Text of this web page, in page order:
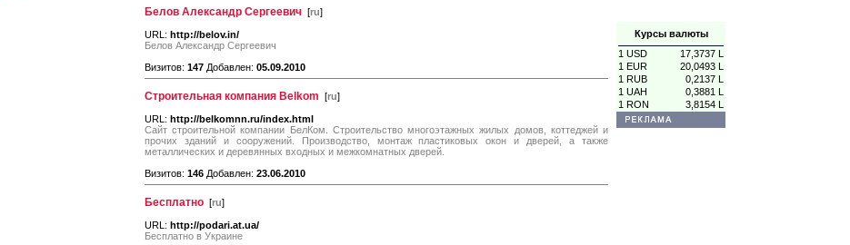
Курсы валюты
1 USD
17,3737 L
1 EUR
20,0493 L
1 RUB
0,2137 L
1 UAH
0,3881 L
1 RON
3,8154 L
Белов Александр Сергеевич [ru]
URL: http://belov.in/
Белов Александр Сергеевич
Визитов: 147 Добавлен: 05.09.2010
Строительная компания Belkom [ru]
URL: http://belkomnn.ru/index.html
Сайт строительной компании БелКом. Строительство многоэтажных жилых домов, коттеджей и
прочих зданий и сооружений. Производство, монтаж пластиковых окон и дверей, а также
металлических и деревянных входных и межкомнатных дверей.
Визитов: 146 Добавлен: 23.06.2010
Бесплатно [ru]
URL: http://podari.at.ua/
Бесплатно в Украине